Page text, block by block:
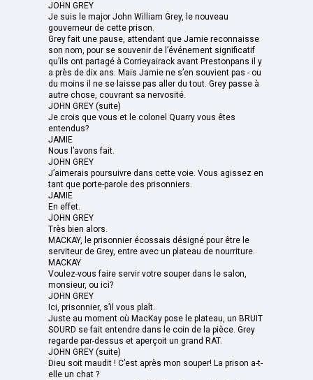
JOHN GREY
Je suis le major John William Grey, le nouveau
gouverneur de cette prison.
Grey fait une pause, attendant que Jamie reconnaisse
son nom, pour se souvenir de l’événement significatif
qu’ils ont partagé à Corrieyairack avant Prestonpans il y
a près de dix ans. Mais Jamie ne s’en souvient pas - ou
du moins il ne se laisse pas aller du tout. Grey passe à
autre chose, couvrant sa nervosité.
JOHN GREY (suite)
Je crois que vous et le colonel Quarry vous êtes
entendus?
JAMIE
Nous l’avons fait.
JOHN GREY
J’aimerais poursuivre dans cette voie. Vous agissez en
tant que porte-parole des prisonniers.
JAMIE
En effet.
JOHN GREY
Très bien alors.
MACKAY, le prisonnier écossais désigné pour être le
serviteur de Grey, entre avec un plateau de nourriture.
MACKAY
Voulez-vous faire servir votre souper dans le salon,
monsieur, ou ici?
JOHN GREY
Ici, prisonnier, s’il vous plaît.
Juste au moment où MacKay pose le plateau, un BRUIT
SOURD se fait entendre dans le coin de la pièce. Grey
regarde par-dessus et aperçoit un grand RAT.
JOHN GREY (suite)
Dieu soit maudit ! C’est après mon souper! La prison a-t-
elle un chat ?